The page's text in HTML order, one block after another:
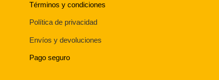
Términos y condiciones
Política de privacidad
Envíos y devoluciones
Pago seguro